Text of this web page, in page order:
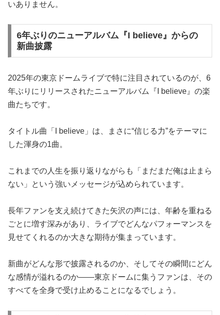
いありません。
6年ぶりのニューアルバム『I believe』からの
新曲披露
2025年の東京ドームライブで特に注目されているのが、6
年ぶりにリリースされたニューアルバム『I believe』の楽
曲たちです。
タイトル曲「I believe」は、まさに“信じる力”をテーマに
した渾身の1曲。
これまでの人生を振り返りながらも「まだまだ俺は止まら
ない」という強いメッセージが込められています。
長年ファンを支え続けてきた矢沢の声には、年齢を重ねる
ごとに増す深みがあり、ライブでどんなパフォーマンスを
見せてくれるのか大きな期待が集まっています。
新曲がどんな形で披露されるのか、そしてその瞬間にどん
な感情が溢れるのか——東京ドームに集うファンは、その
すべてを全身で受け止めることになるでしょう。